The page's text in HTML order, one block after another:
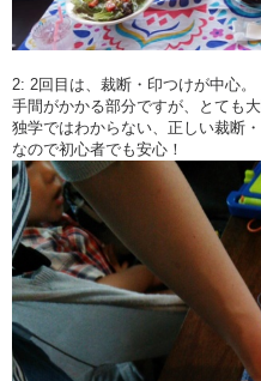
2: 2回目は、裁断・印つけが中心。
手間がかかる部分ですが、とても大
独学ではわからない、正しい裁断
なので初心者でも安心！